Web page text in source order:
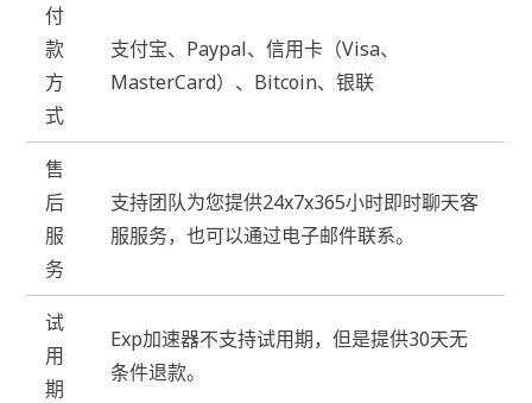
付
款
方
式
支付宝、Paypal、信用卡（Visa、
MasterCard）、Bitcoin、银联
售
后
服
务
支持团队为您提供24x7x365小时即时聊天客
服服务，也可以通过电子邮件联系。
试
用
期
Exp加速器不支持试用期，但是提供30天无
条件退款。